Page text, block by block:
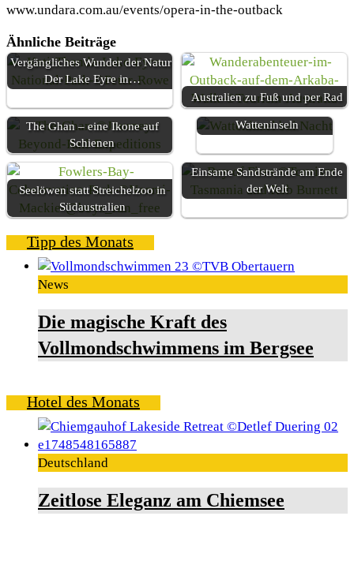
www.undara.com.au/events/opera-in-the-outback
Ähnliche Beiträge
Vergängliches Wunder der Natur:
Der Lake Eyre in…
Australien zu Fuß und per Rad
The Ghan – eine Ikone auf
Schienen
Sternklare Inselnächte auf
den niederländischen
Watteninseln
Seelöwen statt Streichelzoo in
Südaustralien
Einsame Sandstrände am Ende
der Welt
Tipp des Monats
News
Die magische Kraft des
Vollmondschwimmens im Bergsee
Hotel des Monats
Deutschland
Zeitlose Eleganz am Chiemsee